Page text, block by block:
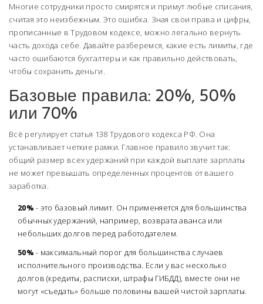
Многие сотрудники просто смирятся и примут любые списания,
считая это неизбежным. Это ошибка. Зная свои права и цифры,
прописанные в Трудовом кодексе, можно легально вернуть
часть дохода себе. Давайте разберемся, какие есть лимиты, где
часто ошибаются бухгалтеры и как правильно действовать,
чтобы сохранить деньги.
Базовые правила: 20%, 50%
или 70%
Всё регулирует статья 138 Трудового кодекса РФ. Она
устанавливает четкие рамки. Главное правило звучит так:
общий размер всех удержаний при каждой выплате зарплаты
не может превышать определенных процентов от вашего
заработка.
20% - это базовый лимит. Он применяется для большинства
обычных удержаний, например, возврата аванса или
небольших долгов перед работодателем.
50% - максимальный порог для большинства случаев
исполнительного производства. Если у вас несколько
долгов (кредиты, расписки, штрафы ГИБДД), вместе они не
могут «съедать» больше половины вашей чистой зарплаты.